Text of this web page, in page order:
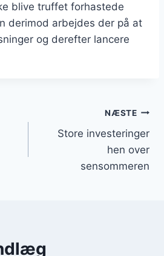
blive truffet forhastede
derimod arbejdes der på at
og derefter lancere
NÆSTE
Store investeringer
hen over
sensommeren